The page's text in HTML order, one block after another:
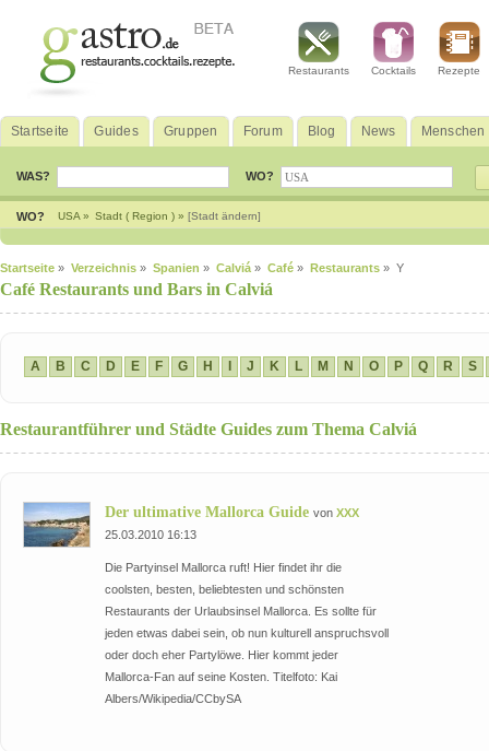
Restaurants Cocktails Rezepte
Startseite Guides Gruppen Forum Blog News Menschen
WAS? WO?
WO? USA » Stadt ( Region ) » [Stadt ändern]
Startseite » Verzeichnis » Spanien » Calviá » Café » Restaurants » Y
Café Restaurants und Bars in Calviá
A B C D E F G H J K L M N O P Q R S
Restaurantführer und Städte Guides zum Thema Calviá
Der ultimative Mallorca Guide von XXX
25.03.2010 16:13
Die Partyinsel Mallorca ruft! Hier findet ihr die
coolsten, besten, beliebtesten und schönsten
Restaurants der Urlaubsinsel Mallorca. Es sollte für
jeden etwas dabei sein, ob nun kulturell anspruchsvoll
oder doch eher Partylöwe. Hier kommt jeder
Mallorca-Fan auf seine Kosten. Titelfoto: Kai
Albers/Wikipedia/CCbySA